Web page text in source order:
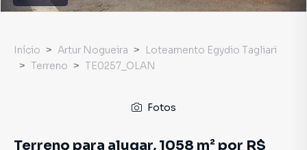
Início Artur Nogueira
Loteamento Egydio Tagliari
Terreno
TE0257_OLAN
Fotos
Terreno para alugar, 1058 m² por R$